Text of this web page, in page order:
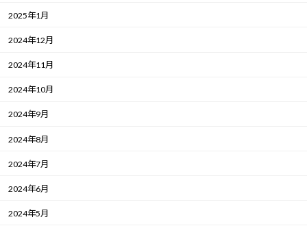
2025年1月
2024年12月
2024年11月
2024年10月
2024年9月
2024年8月
2024年7月
2024年6月
2024年5月